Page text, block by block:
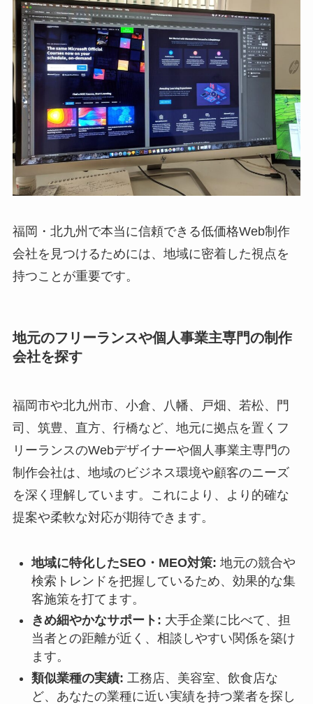
福岡・北九州で本当に信頼できる低価格Web制作
会社を見つけるためには、地域に密着した視点を
持つことが重要です。
地元のフリーランスや個人事業主専門の制作
会社を探す
福岡市や北九州市、小倉、八幡、戸畑、若松、門
司、筑豊、直方、行橋など、地元に拠点を置くフ
リーランスのWebデザイナーや個人事業主専門の
制作会社は、地域のビジネス環境や顧客のニーズ
を深く理解しています。これにより、より的確な
提案や柔軟な対応が期待できます。
地域に特化したSEO・MEO対策: 地元の競合や
検索トレンドを把握しているため、効果的な集
客施策を打てます。
きめ細やかなサポート: 大手企業に比べて、担
当者との距離が近く、相談しやすい関係を築け
ます。
類似業種の実績: 工務店、美容室、飲食店な
ど、あなたの業種に近い実績を持つ業者を探し